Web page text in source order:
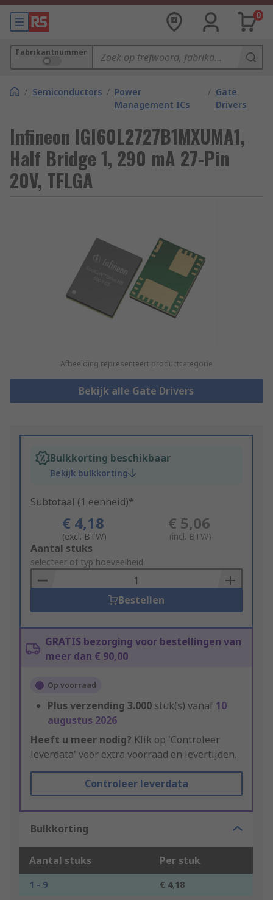
0
Fabrikantnummer
/ Semiconductors / Power
Management ICs
/ Gate
Drivers
Infineon IGI60L2727B1MXUMA1,
Half Bridge 1, 290 mA 27-Pin
20V, TFLGA
Afbeelding representeert productcategorie
Bekijk alle Gate Drivers
Bulkkorting beschikbaar
Bekijk bulkkorting
Subtotaal (1 eenheid)*
€ 4,18
(excl. BTW)
€ 5,06
(incl. BTW)
Add
to
Basket
Aantal stuks
selecteer of typ hoeveelheid
Bestellen
GRATIS bezorging voor bestellingen van
meer dan € 90,00
Op voorraad
Plus verzending 3.000 stuk(s) vanaf 10
augustus 2026
Heeft u meer nodig? Klik op 'Controleer
leverdata' voor extra voorraad en levertijden.
Controleer leverdata
Bulkkorting
Aantal stuks Per stuk
1 - 9
€ 4,18